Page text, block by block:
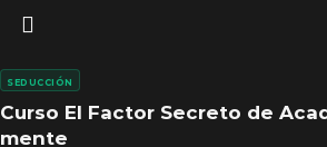
Curso El Factor Secreto de
mente
SEDUCCIÓN